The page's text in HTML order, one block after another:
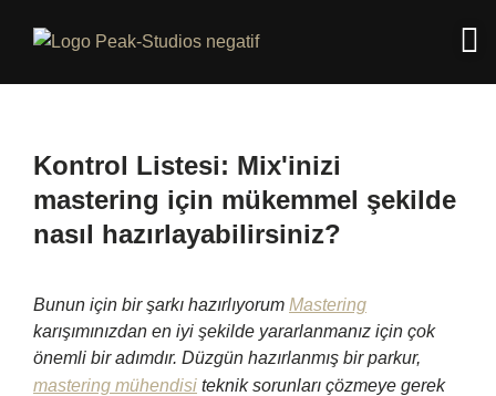
Kontrol Listesi: Mix'inizi
mastering için mükemmel şekilde
nasıl hazırlayabilirsiniz?
Bunun için bir şarkı hazırlıyorum Mastering
karışımınızdan en iyi şekilde yararlanmanız için çok
önemli bir adımdır. Düzgün hazırlanmış bir parkur,
mastering mühendisi teknik sorunları çözmeye gerek